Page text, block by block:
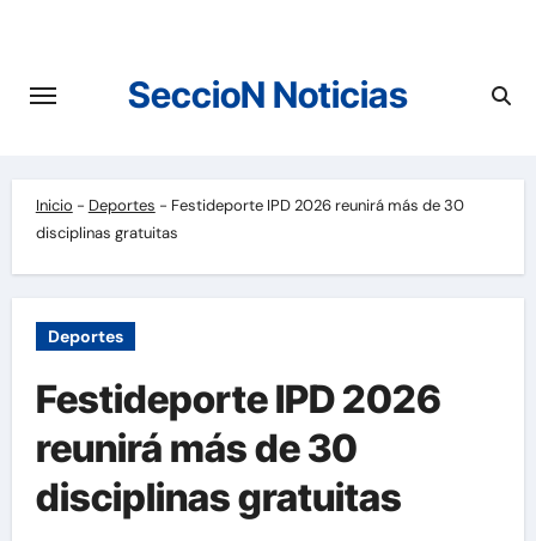
contenido
SeccioN Noticias
Inicio - Deportes - Festideporte IPD 2026 reunirá más de 30
disciplinas gratuitas
Deportes
Festideporte IPD 2026
reunirá más de 30
disciplinas gratuitas